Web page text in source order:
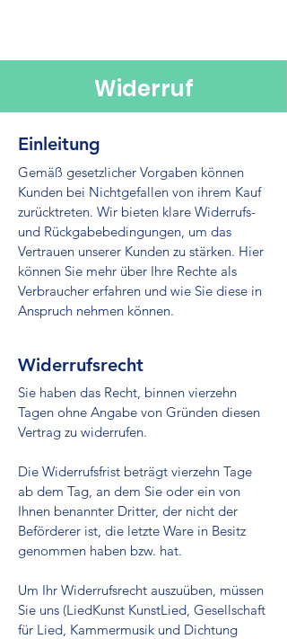
Widerruf
Einleitung
Gemäß gesetzlicher Vorgaben können
Kunden bei Nichtgefallen von ihrem Kauf
zurücktreten. Wir bieten klare Widerrufs-
und Rückgabebedingungen, um das
Vertrauen unserer Kunden zu stärken. Hier
können Sie mehr über Ihre Rechte als
Verbraucher erfahren und wie Sie diese in
Anspruch nehmen können.
Widerrufsrecht
Sie haben das Recht, binnen vierzehn
Tagen ohne Angabe von Gründen diesen
Vertrag zu widerrufen.
Die Widerrufsfrist beträgt vierzehn Tage
ab dem Tag, an dem Sie oder ein von
Ihnen benannter Dritter, der nicht der
Beförderer ist, die letzte Ware in Besitz
genommen haben bzw. hat.
Um Ihr Widerrufsrecht auszuüben, müssen
Sie uns (LiedKunst KunstLied, Gesellschaft
für Lied, Kammermusik und Dichtung